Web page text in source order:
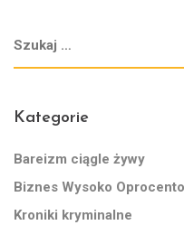
Kategorie
Bareizm ciągle żywy
Biznes Wysoko
Kroniki kryminalne